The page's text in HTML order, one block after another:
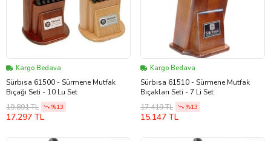
Kargo Bedava
Sürbısa 61500 - Sürmene Mutfak
Bıçağı Seti - 10 Lu Set
19.891 TL
%13
17.297 TL
Kargo Bedava
Sürbısa 61510 - Sürmene Mutfak
Bıçakları Seti - 7 Li Set
17.419 TL
%13
15.147 TL